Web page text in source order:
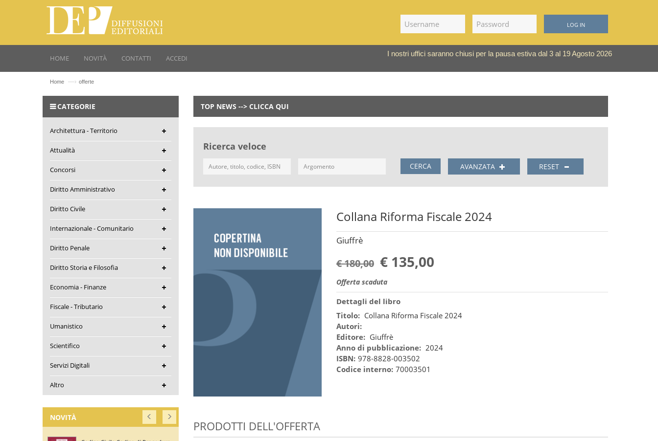
LOG IN
HOME NOVITÀ CONTATTI ACCEDI
I nostri uffici saranno chiusi per la pausa estiva dal 3 al 19 Agosto 2026
Home —› offerte
TOP NEWS --> CLICCA QUI
Ricerca veloce
CERCA AVANZATA RESET
Collana Riforma Fiscale 2024
Giuffrè
€ 180,00 € 135,00
Offerta scaduta
Dettagli del libro
Titolo: Collana Riforma Fiscale 2024
Autori:
Editore: Giuffrè
Anno di pubblicazione: 2024
ISBN: 978-8828-003502
Codice interno: 70003501
PRODOTTI DELL'OFFERTA
CATEGORIE
Architettura - Territorio
Attualità
Concorsi
Diritto Amministrativo
Diritto Civile
Internazionale - Comunitario
Diritto Penale
Diritto Storia e Filosofia
Economia - Finanze
Fiscale - Tributario
Umanistico
Scientifico
Servizi Digitali
Altro
NOVITÀ